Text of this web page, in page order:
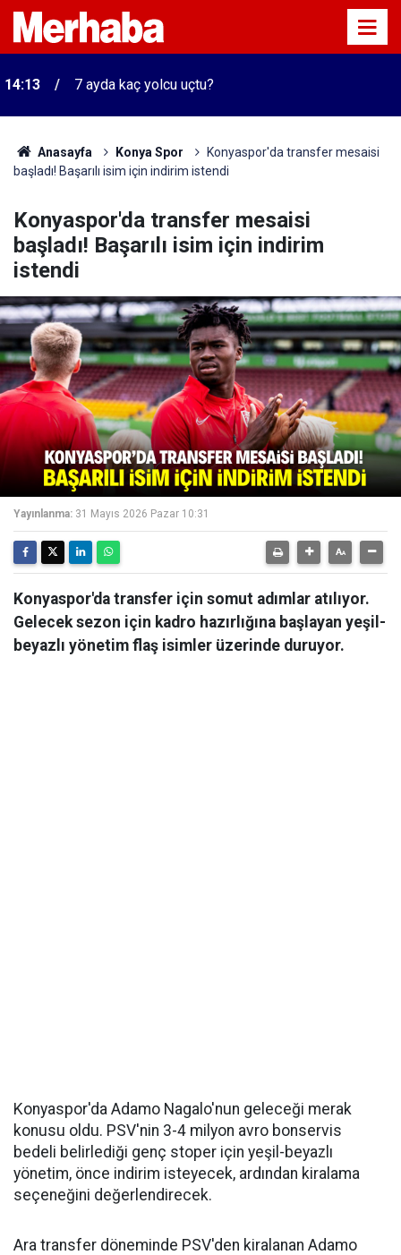
14:13 7 ayda kaç yolcu uçtu?
Anasayfa Konya Spor
Konyaspor'da transfer mesaisi
başladı! Başarılı isim için indirim istendi
Konyaspor'da transfer mesaisi
başladı! Başarılı isim için indirim
istendi
Yayınlanma: 31 Mayıs 2026 Pazar 10:31
Konyaspor'da transfer için somut adımlar atılıyor.
Gelecek sezon için kadro hazırlığına başlayan yeşil-
beyazlı yönetim flaş isimler üzerinde duruyor.
Konyaspor'da Adamo Nagalo'nun geleceği merak
konusu oldu. PSV'nin 3-4 milyon avro bonservis
bedeli belirlediği genç stoper için yeşil-beyazlı
yönetim, önce indirim isteyecek, ardından kiralama
seçeneğini değerlendirecek.
Ara transfer döneminde PSV'den kiralanan Adamo